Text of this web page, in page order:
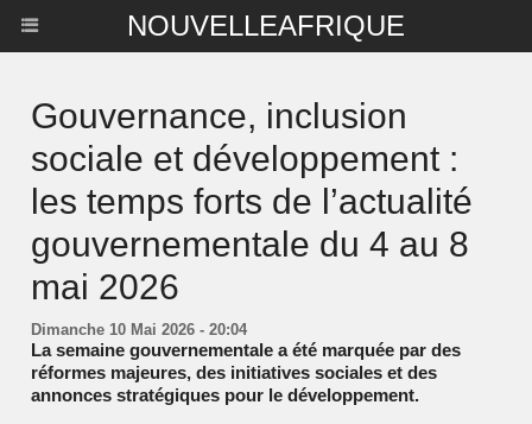
NOUVELLEAFRIQUE
Gouvernance, inclusion
sociale et développement :
les temps forts de l’actualité
gouvernementale du 4 au 8
mai 2026
Dimanche 10 Mai 2026 - 20:04
La semaine gouvernementale a été marquée par des
réformes majeures, des initiatives sociales et des
annonces stratégiques pour le développement.